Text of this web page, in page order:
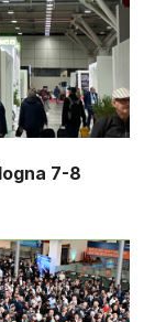
7-8